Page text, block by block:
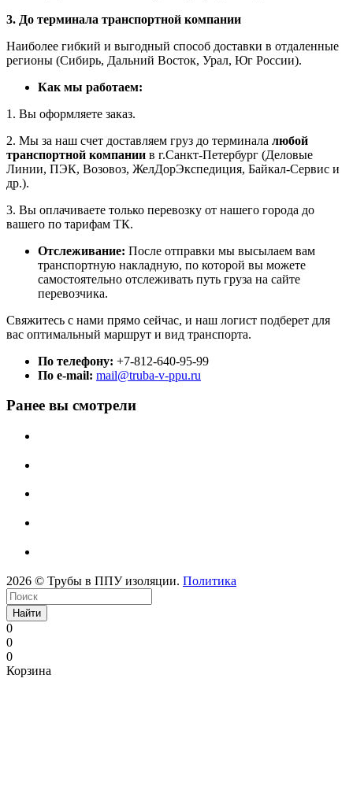
3. До терминала транспортной компании
Наиболее гибкий и выгодный способ доставки в отдаленные
регионы (Сибирь, Дальний Восток, Урал, Юг России).
Как мы работаем:
1. Вы оформляете заказ.
2. Мы за наш счет доставляем груз до терминала любой
транспортной компании в г.Санкт-Петербург (Деловые
Линии, ПЭК, Возовоз, ЖелДорЭкспедиция, Байкал-Сервис и
др.).
3. Вы оплачиваете только перевозку от нашего города до
вашего по тарифам ТК.
Отслеживание: После отправки мы высылаем вам
транспортную накладную, по которой вы можете
самостоятельно отслеживать путь груза на сайте
перевозчика.
Свяжитесь с нами прямо сейчас, и наш логист подберет для
вас оптимальный маршрут и вид транспорта.
По телефону: +7-812-640-95-99
По e-mail: mail@truba-v-ppu.ru
Ранее вы смотрели
2026 © Трубы в ППУ изоляции. Политика
Найти
0
0
0
Корзина